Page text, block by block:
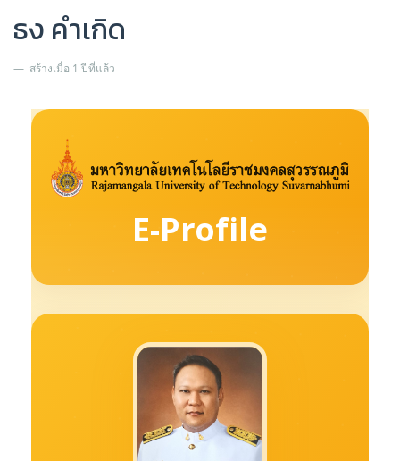
ธง คำเกิด
สร้างเมื่อ 1 ปีที่แล้ว